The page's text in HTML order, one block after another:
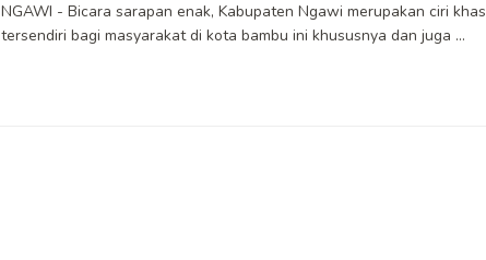
NGAWI - Bicara sarapan enak, Kabupaten Ngawi merupakan ciri khas
tersendiri bagi masyarakat di kota bambu ini khususnya dan juga ...